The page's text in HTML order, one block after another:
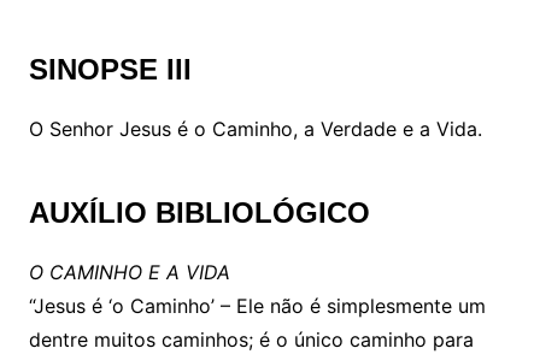
SINOPSE III
O Senhor Jesus é o Caminho, a Verdade e a Vida.
AUXÍLIO BIBLIOLÓGICO
O CAMINHO E A VIDA
“Jesus é ‘o Caminho’ – Ele não é simplesmente um
dentre muitos caminhos; é o único caminho para